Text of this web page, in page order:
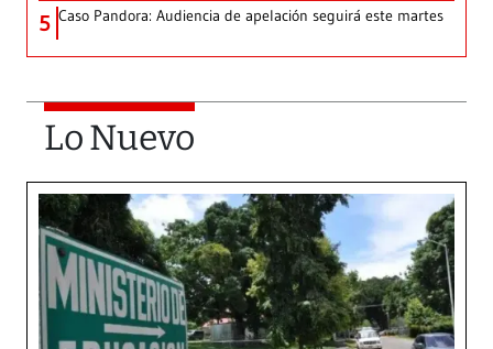
5 Caso Pandora: Audiencia de apelación seguirá este martes
Lo Nuevo